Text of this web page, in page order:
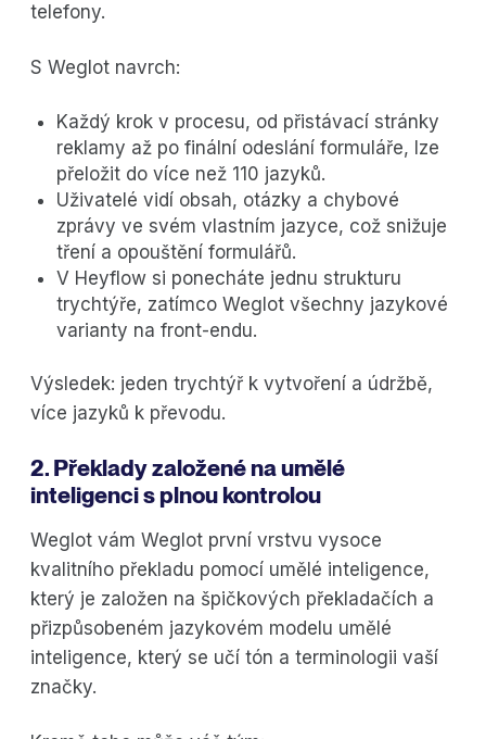
telefony.
S Weglot navrch:
Každý krok v procesu, od přistávací stránky
reklamy až po finální odeslání formuláře, lze
přeložit do více než 110 jazyků.
Uživatelé vidí obsah, otázky a chybové
zprávy ve svém vlastním jazyce, což snižuje
tření a opouštění formulářů.
V Heyflow si ponecháte jednu strukturu
trychtýře, zatímco Weglot všechny jazykové
varianty na front-endu.
Výsledek: jeden trychtýř k vytvoření a údržbě,
více jazyků k převodu.
2. Překlady založené na umělé
inteligenci s plnou kontrolou
Weglot vám Weglot první vrstvu vysoce
kvalitního překladu pomocí umělé inteligence,
který je založen na špičkových překladačích a
přizpůsobeném jazykovém modelu umělé
inteligence, který se učí tón a terminologii vaší
značky.